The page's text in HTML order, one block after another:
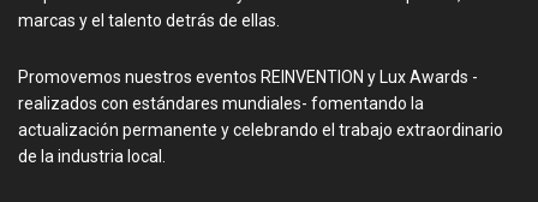
marcas y el talento detrás de ellas.
Promovemos nuestros eventos REINVENTION y Lux Awards -
realizados con estándares mundiales- fomentando la
actualización permanente y celebrando el trabajo extraordinario
de la industria local.